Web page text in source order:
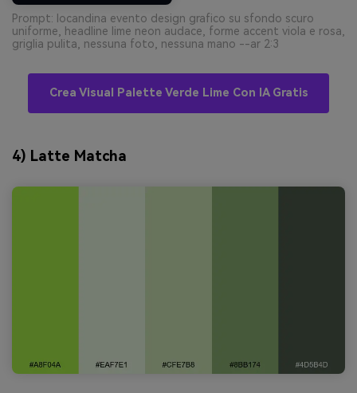
Prompt: locandina evento design grafico su sfondo scuro
uniforme, headline lime neon audace, forme accent viola e rosa,
griglia pulita, nessuna foto, nessuna mano --ar 2:3
Crea Visual Palette Verde Lime Con IA Gratis
4) Latte Matcha